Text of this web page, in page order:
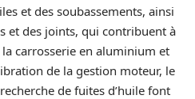
et des soubassements, ainsi
et des joints, qui contribuent à
carrosserie en aluminium et
de la gestion moteur, le
de fuites d’huile font